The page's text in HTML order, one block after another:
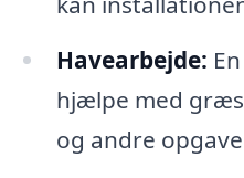
Havearbejde:
hjælpe med
og andre